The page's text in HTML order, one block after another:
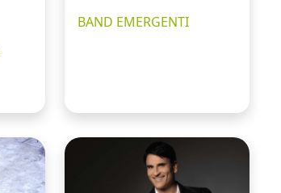
BAND EMERGENTI